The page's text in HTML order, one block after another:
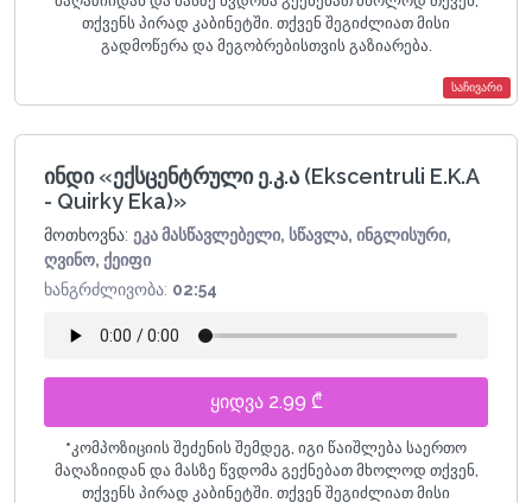
საჩივარი
თქვენს პირად კაბინეტში. თქვენ შეგიძლიათ მისი
გადმოწერა და მეგობრებისთვის გაზიარება.
ინდი «ექსცენტრული ე.კ.ა (Ekscentruli E.K.A
- Quirky Eka)»
მოთხოვნა: ეკა მასწავლებელი, სწავლა, ინგლისური,
ღვინო, ქეიფი
ხანგრძლივობა: 02:54
ყიდვა 2.99 ₾
*კომპოზიციის შეძენის შემდეგ, იგი წაიშლება საერთო
მაღაზიიდან და მასზე წვდომა გექნებათ მხოლოდ თქვენ,
თქვენს პირად კაბინეტში. თქვენ შეგიძლიათ მისი